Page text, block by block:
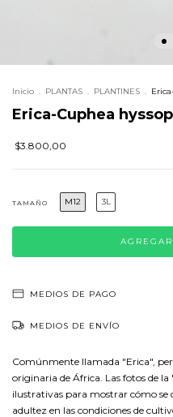
Inicio . PLANTAS . PLANTINES .
Erica-Cuphea
$3.800,00
TAMAÑO M12 3L
MEDIOS DE PAGO
MEDIOS DE ENVÍO
Comúnmente llamada "Erica",
originaria de África. Las fotos de
ilustrativas para mostrar cómo se
adultez en las condiciones de